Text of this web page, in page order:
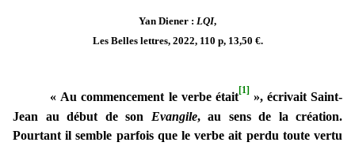
Yan Diener : LQI,
Les Belles lettres, 2022, 110 p, 13,50 €.
« Au commencement le verbe était[1]», écrivait Saint-
Jean au début de son Evangile, au sens de la création.
Pourtant il semble parfois que le verbe ait perdu toute vertu